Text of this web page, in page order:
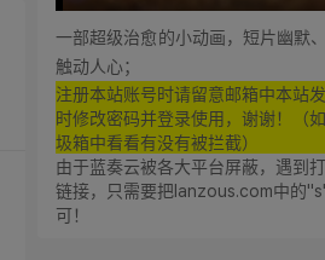
一部超级治愈的小动画，短片幽默
触动人心；
注册本站账号时请留意邮箱中本站
时修改密码并登录使用，谢谢！（
圾箱中看看有没有被拦截）
由于蓝奏云被各大平台屏蔽，遇到
链接，只需要把lanzous.com中的
可！